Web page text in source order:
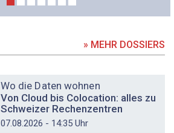
» MEHR DOSSIERS
Wo die Daten wohnen
Von Cloud bis Colocation: alles zu
Schweizer Rechenzentren
07.08.2026 - 14:35 Uhr